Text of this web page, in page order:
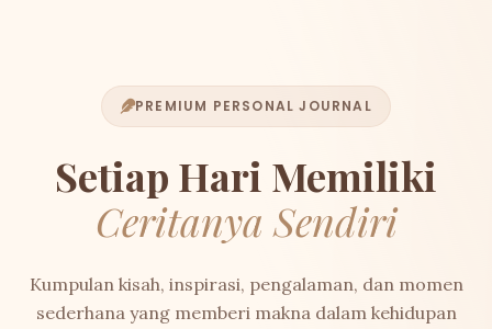
PREMIUM PERSONAL JOURNAL
Setiap Hari Memiliki
Ceritanya Sendiri
Kumpulan kisah, inspirasi, pengalaman, dan momen
sederhana yang memberi makna dalam kehidupan